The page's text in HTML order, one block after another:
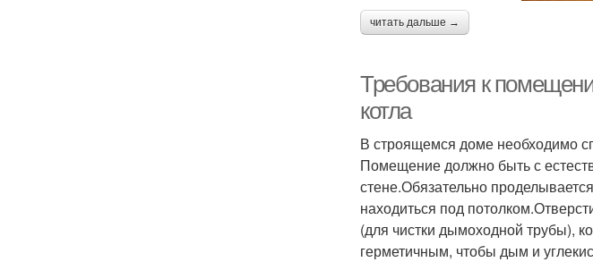
читать дальше →
Требования к
котла
В строящемся доме необходимо
Помещение должно быть с
стене.Обязательно
находиться под
(для чистки дымоходной трубы),
герметичным, чтобы дым и